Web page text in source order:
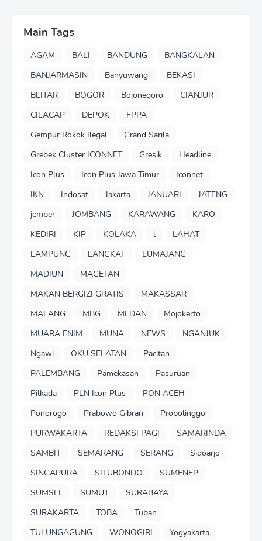
Main Tags
AGAM BALI BANDUNG
BANGKALAN
BANJARMASIN
Banyuwangi
BEKASI
BLITAR
BOGOR Bojonegoro
CIANJUR
CILACAP
DEPOK
FPPA
Gempur Rokok Ilegal
Grand Sarila
Grebek Cluster ICONNET
Gresik
Headline
Icon Plus
Icon Plus Jawa Timur
Iconnet
IKN
Indosat Jakarta JANUARI
JATENG
jember
JOMBANG KARAWANG
KARO
KEDIRI
KIP KOLAKA l
LAHAT
LAMPUNG
LANGKAT
LUMAJANG
MADIUN
MAGETAN
MAKAN BERGIZI GRATIS
MAKASSAR
MALANG
MBG MEDAN
Mojokerto
MUARA ENIM
MUNA NEWS
NGANJUK
Ngawi
OKU SELATAN
Pacitan
PALEMBANG
Pamekasan
Pasuruan
Pilkada
PLN Icon Plus
PON ACEH
Ponorogo
Prabowo Gibran
Probolinggo
PURWAKARTA
REDAKSI PAGI
SAMARINDA
SAMBIT
SEMARANG SERANG
Sidoarjo
SINGAPURA
SITUBONDO
SUMENEP
SUMSEL
SUMUT
SURABAYA
SURAKARTA
TOBA
Tuban
TULUNGAGUNG
WONOGIRI Yogyakarta